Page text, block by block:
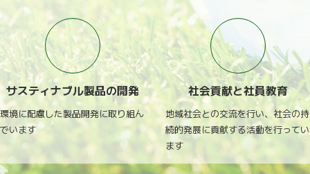
サスティナブル製品の開発
環境に配慮した製品開発に取り組ん
でいます
社会貢献と社員教育
地域社会との交流を行い、社会の持
続的発展に貢献する活動を行ってい
ます